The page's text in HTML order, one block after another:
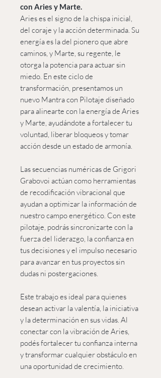
con Aries y Marte.
Aries es el signo de la chispa inicial,
del coraje y la acción determinada. Su
energía es la del pionero que abre
caminos, y Marte, su regente, le
otorga la potencia para actuar sin
miedo. En este ciclo de
transformación, presentamos un
nuevo Mantra con Pilotaje diseñado
para alinearte con la energía de Aries
y Marte, ayudándote a fortalecer tu
voluntad, liberar bloqueos y tomar
acción desde un estado de armonía.
Las secuencias numéricas de Grigori
Grabovoi actúan como herramientas
de recodificación vibracional que
ayudan a optimizar la información de
nuestro campo energético. Con este
pilotaje, podrás sincronizarte con la
fuerza del liderazgo, la confianza en
tus decisiones y el impulso necesario
para avanzar en tus proyectos sin
dudas ni postergaciones.
Este trabajo es ideal para quienes
desean activar la valentía, la iniciativa
y la determinación en sus vidas. Al
conectar con la vibración de Aries,
podés fortalecer tu confianza interna
y transformar cualquier obstáculo en
una oportunidad de crecimiento.